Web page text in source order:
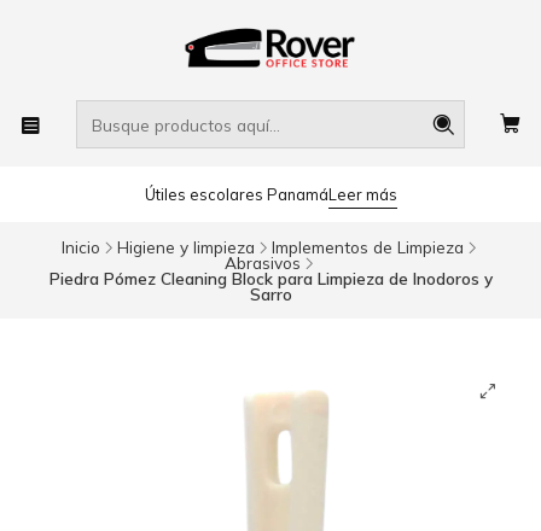
Útiles escolares PanamáLeer más
Inicio Higiene y limpieza Implementos de Limpieza
Abrasivos
Piedra Pómez Cleaning Block para Limpieza de Inodoros y
Sarro